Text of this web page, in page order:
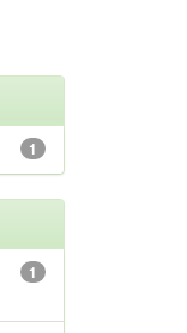
1
1